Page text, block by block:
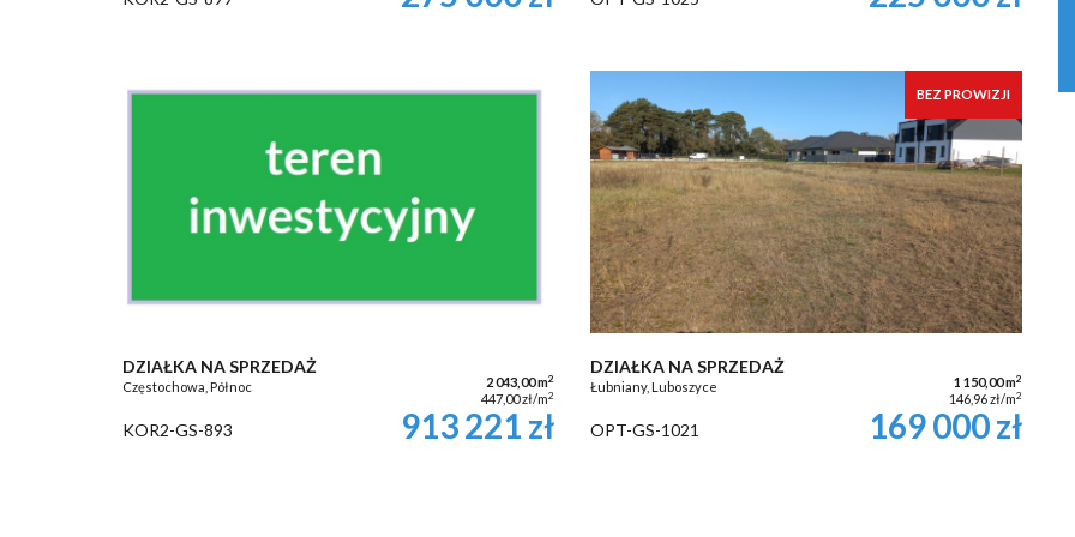
DZIAŁKA NA SPRZEDAŻ
Częstochowa, Północ 2 043,00 m2
447,00 zł/m2
KOR2-GS-893 913 221 zł
BEZ PROWIZJI
DZIAŁKA NA SPRZEDAŻ
Łubniany, Luboszyce 1 150,00 m2
146,96 zł/m2
OPT-GS-1021 169 000 zł